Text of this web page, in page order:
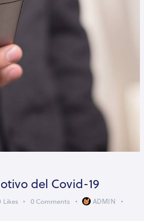
del Covid-19
Likes 0 Comments ADMIN